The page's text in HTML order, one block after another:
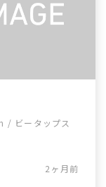
/ ビータップス
2ヶ月前